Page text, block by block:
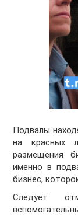
Подвалы
на красных
размещения
именно в
бизнес,
Следует